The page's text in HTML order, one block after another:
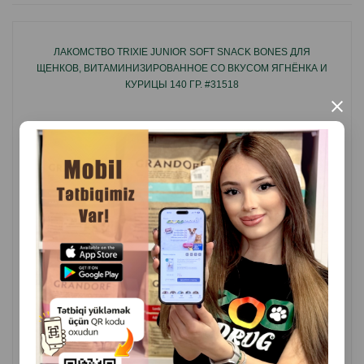
×
ЛАКОМСТВО TRIXIE JUNIOR SOFT SNACK BONES ДЛЯ
ЩЕНКОВ, ВИТАМИНИЗИРОВАННОЕ СО ВКУСОМ ЯГНЁНКА И
КУРИЦЫ 140 ГР. #31518
( Отзывы)
Масса Цена
Купить
1 шт
6.30